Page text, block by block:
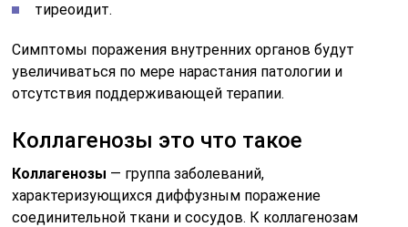
тиреоидит.
Симптомы поражения внутренних органов будут
увеличиваться по мере нарастания патологии и
отсутствия поддерживающей терапии.
Коллагенозы это что такое
Коллагенозы — группа заболеваний,
характеризующихся диффузным поражение
соединительной ткани и сосудов. К коллагенозам